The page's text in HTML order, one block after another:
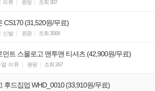
의류 원팡 조회 307
CS170 (31,520원/무료)
신발 원팡 조회 3568
먼트 스몰로고 맨투맨 티셔츠 (42,900원/무료)
얼 의류 원팡 조회 267
후드집업 WHD_0010 (33,910원/무료)